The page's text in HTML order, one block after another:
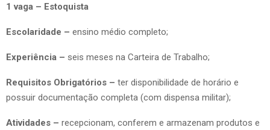
1 vaga – Estoquista
Escolaridade – ensino médio completo;
Experiência – seis meses na Carteira de Trabalho;
Requisitos Obrigatórios – ter disponibilidade de horário e
possuir documentação completa (com dispensa militar);
Atividades – recepcionam, conferem e armazenam produtos e